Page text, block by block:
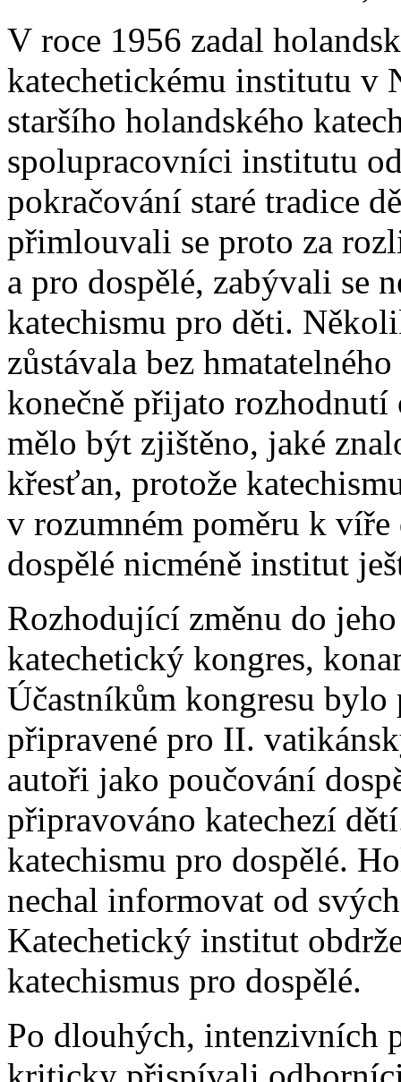
V roce 1956 zadal
katechetickému institutu v
staršího holandského
spolupracovníci institutu
pokračování staré tradice
přimlouvali se proto za
a pro dospělé, zabývali se
katechismu pro děti.
zůstávala bez
konečně přijato
mělo být zjištěno, jaké
křesťan, protože
v rozumném poměru k
dospělé nicméně institut
Rozhodující změnu do
katechetický kongres,
Účastníkům kongresu bylo
připravené pro II.
autoři jako poučování
připravováno katechezí
katechismu pro dospělé.
nechal informovat od
Katechetický institut
katechismus pro dospělé.
Po dlouhých, intenzivních